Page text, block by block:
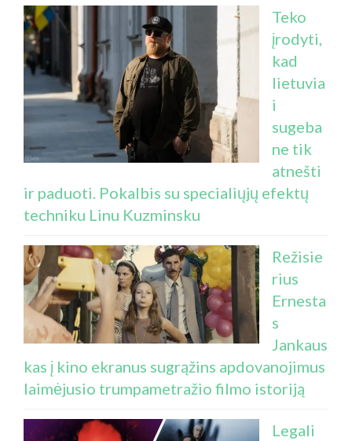
Teko
įrodyti,
kad
lietuvia
i
sugeba
ne tik
atnešti
ir paduoti. Pokalbis su specialiųjų efektų
techniku Linu Kuzminsku
Režisie
rius
Ernesta
s
Jankaus
kas į kino ekranus sugrąžins apdovanojimus
laimėjusio trumpametražio filmo istoriją
Legali